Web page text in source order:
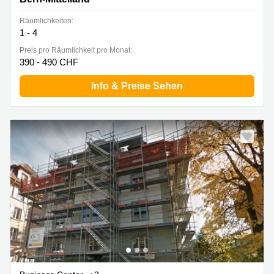
Räumlichkeiten:
1 - 4
Preis pro Räumlichkeit pro Monat:
390 - 490 CHF
Info & Preise Sehen